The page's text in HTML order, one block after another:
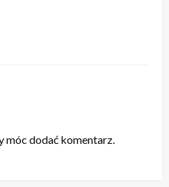
móc dodać komentarz.